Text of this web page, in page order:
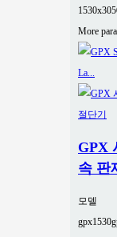
More
GPX
속 판
모델
gpx1530